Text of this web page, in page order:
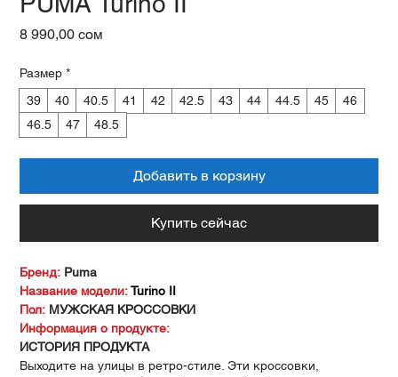
8 990,00 сом
Размер *
39
40 40.5 41 42 42.5 43 44 44.5 45
46
46.5
47 48.5
Добавить в корзину
Купить сейчас
Бренд: Puma
Название модели:Turino II
Пол: МУЖСКАЯ КРОССОВКИ
Информация о продукте:
ИСТОРИЯ ПРОДУКТА
Выходите на улицы в ретро-стиле. Эти кроссовки,